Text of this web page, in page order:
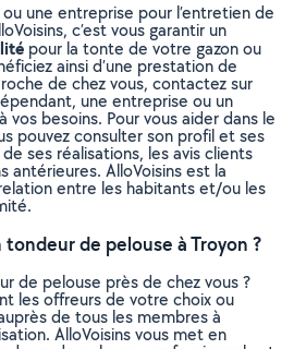
une entreprise pour l’entretien de
c’est vous garantir un
pour la tonte de votre gazon ou
ainsi d’une prestation de
de chez vous, contactez sur
une entreprise ou un
vos besoins. Pour vous aider dans le
pouvez consulter son profil et ses
ses réalisations, les avis clients
antérieures. AlloVoisins est la
entre les habitants et/ou les
de pelouse à Troyon ?
de pelouse près de chez vous ?
les offreurs de votre choix ou
de tous les membres à
AlloVoisins vous met en